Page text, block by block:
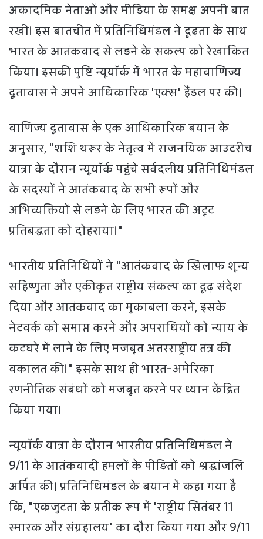
अकादमिक नेताओं और मीडिया के समक्ष अपनी बात
रखी। इस बातचीत में प्रतिनिधिमंडल ने दृढ़ता के साथ
भारत के आतंकवाद से लड़ने के संकल्प को रेखांकित
किया। इसकी पुष्टि न्यूयॉर्क में भारत के महावाणिज्य
दूतावास ने अपने आधिकारिक 'एक्स' हैंडल पर की।
वाणिज्य दूतावास के एक आधिकारिक बयान के
अनुसार, "शशि थरूर के नेतृत्व में राजनयिक आउटरीच
यात्रा के दौरान न्यूयॉर्क पहुंचे सर्वदलीय प्रतिनिधिमंडल
के सदस्यों ने आतंकवाद के सभी रूपों और
अभिव्यक्तियों से लड़ने के लिए भारत की अटूट
प्रतिबद्धता को दोहराया।"
भारतीय प्रतिनिधियों ने "आतंकवाद के खिलाफ शून्य
सहिष्णुता और एकीकृत राष्ट्रीय संकल्प का दृढ़ संदेश
दिया और आतंकवाद का मुकाबला करने, इसके
नेटवर्क को समाप्त करने और अपराधियों को न्याय के
कटघरे में लाने के लिए मजबूत अंतरराष्ट्रीय तंत्र की
वकालत की।" इसके साथ ही भारत-अमेरिका
रणनीतिक संबंधों को मजबूत करने पर ध्यान केंद्रित
किया गया।
न्यूयॉर्क यात्रा के दौरान भारतीय प्रतिनिधिमंडल ने
9/11 के आतंकवादी हमलों के पीड़ितों को श्रद्धांजलि
अर्पित की। प्रतिनिधिमंडल के बयान में कहा गया है
कि, "एकजुटता के प्रतीक रूप में 'राष्ट्रीय सितंबर 11
स्मारक और संग्रहालय' का दौरा किया गया और 9/11